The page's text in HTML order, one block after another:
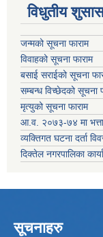
विधुतीय
जन्मको सूचना फाराम
विवाहको सूचना फाराम
बसाई सराईको सूचना
सम्बन्ध विच्छेदको सूचना
मृत्युको सूचना फाराम
आ.व. २०७३-७४ मा भत्ता
व्यक्तिगत घटना दर्ता
दिक्तेल नगरपालिका
सूचनाहरु